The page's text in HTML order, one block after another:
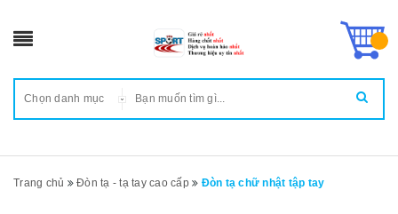
Chọn danh mục
Trang chủ Đòn tạ - tạ tay cao cấp Đòn tạ chữ nhật tập tay